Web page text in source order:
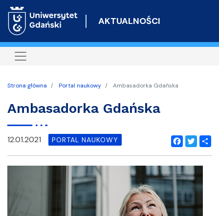
do
AKTUALNOŚCI
Strona główna Portal naukowy Ambasadorka Gdańska
Ambasadorka Gdańska
Facebook
Twitter
12.01.2021 PORTAL NAUKOWY